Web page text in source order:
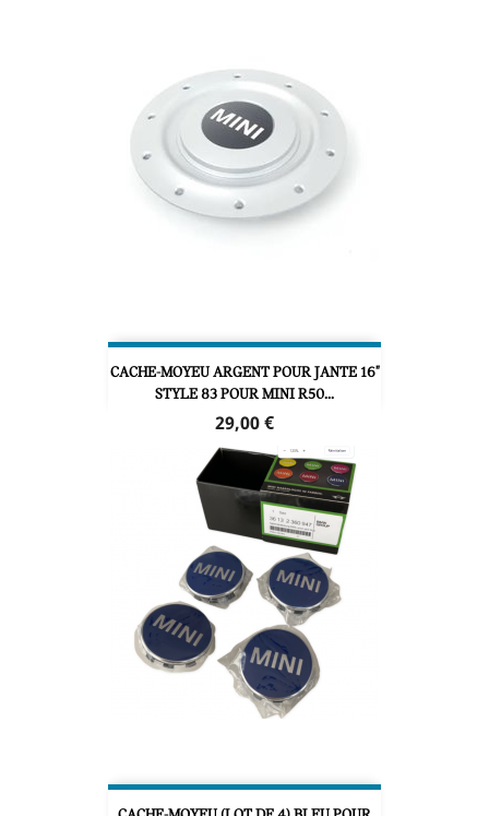
CACHE-MOYEU ARGENT POUR JANTE 16"
STYLE 83 POUR MINI R50...
Prix
29,00 €